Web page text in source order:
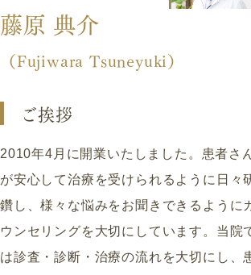
藤原 典介
（Fujiwara Tsuneyuki）
ご挨拶
2010年4月に開業いたしました。患者さ
が安心して治療を受けられるように日々
鑽し、様々な悩みをお聞きできるように
ウンセリングを大切にしています。当院
は診査・診断・治療の流れを大切にし、